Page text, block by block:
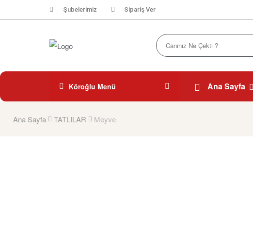
Şubelerimiz Sipariş Ver
Köroğlu Menü Ana Sayfa
Ana Sayfa TATLILAR Meyve